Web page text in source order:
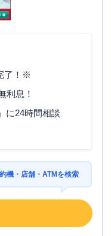
了！※
利息！
に24時間相談
機・店舗・ATMを検索